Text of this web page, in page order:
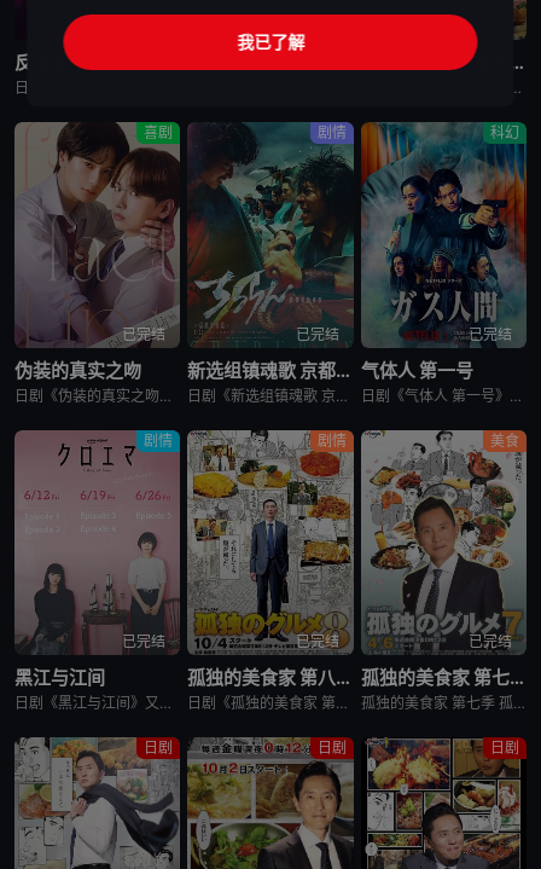
反英雄
已完结
孤独的美食家 第十一季
日剧《孤独的美食家 第十一季》又名：孤独のグルメ Season11，讲述了：《孤独的美食家》 第11季宣布回归，定档4月3日开播。这也是继2022年10月第10季播出以来，该系列时隔三年半再次推出新一
喜剧
已完结
伪装的真实之吻
日剧《伪装的真实之吻》又名：Fake Fact Lips,フェイクファクトリップス，讲述了：四谷良与志藤全自高中时代起便是竞争对手，如今又成为营业部同期。同样优秀的两人，从成绩、运动到情人节巧克力数量
剧情
已完结
新选组镇魂歌 京都决战篇
日剧《新选组镇魂歌 京都决战篇》又名：ちるらん 新撰組鎮魂歌 配信ドラマ,ちるらん 新撰組鎮魂歌 京都決戦篇，讲述了：幕末的江户，终日打架斗殴、被称作“刺头”的土方岁三，与近藤勇、山南敬助、冲田总司等
科幻
已完结
气体人 第一号
日剧《气体人 第一号》又名：气体人第一号,气体人 第1号,气体人,Human Vapor,ガス人間，讲述了：冈本贤治（小栗旬 饰）是一位停职中的刑警，受命追查造成一连串离奇命案的罪魁祸首。一切始于一位
剧情
已完结
黑江与江间
日剧《黑江与江间》又名：黑江间,克洛伊与艾玛,克洛伊玛,克萝埃艾玛,クロエマ，讲述了：故事围绕着同时失去工作、恋人和住所的30岁女性艾玛展开。她在落魄之际偶遇神秘资产家克洛伊，两人随即在后者的豪宅中开
剧情
已完结
孤独的美食家 第八季
日剧《孤独的美食家 第八季》将围绕“勿忘初心”，挑战甜点特辑和美食剪辑等全新的主题，一定会让你大吃一惊。另外，那些藏在名不见经传的街头巷尾的美食也不容错过。备受瞩目的第一集将从那个热闹的地方启程。前所
美食
已完结
孤独的美食家 第七季
孤独的美食家 第七季 孤独のグルメ Season7是2018上映的剧情日剧。2012年1月，深夜开始悄悄播放的“孤独的美食家”终于迎来第7季了！众所周知，上季season 6从大阪的味道开始播出，但这次season 7重返初心，并开始与市井中不为人知的奇妙美食相遇。在“孤独的
日剧 日剧 日剧
我已了解